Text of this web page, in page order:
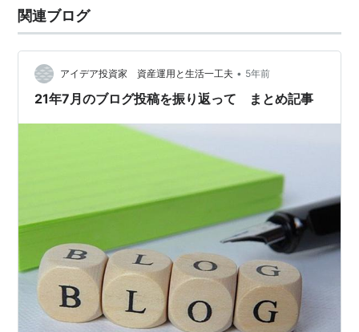
関連ブログ
アイデア投資家 資産運用と生活一工夫 • 5年前
21年7月のブログ投稿を振り返って まとめ記事